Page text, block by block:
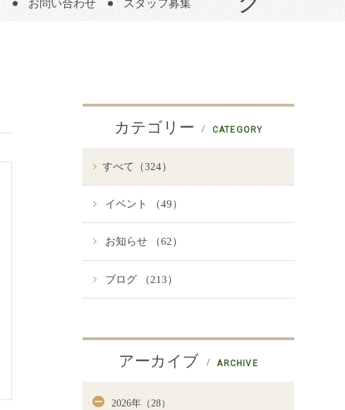
お問い合わせ スタッフ募集
カテゴリー CATEGORY
すべて（324）
イベント （49）
お知らせ （62）
ブログ （213）
アーカイブ ARCHIVE
2026年（28）